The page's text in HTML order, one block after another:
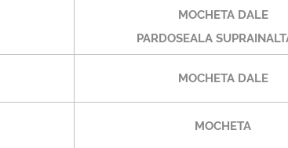
MOCHETA DALE
PARDOSEALA
MOCHETA DALE
MOCHETA